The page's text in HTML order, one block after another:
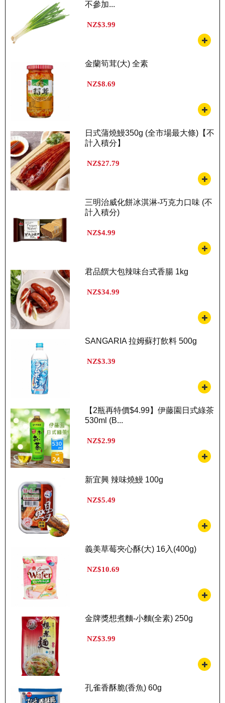
不參加...
NZ$3.99
金蘭筍茸(大) 全素
NZ$8.69
日式蒲燒鰻350g (全市場最大條)【不
計入積分】
NZ$27.79
三明治威化餅冰淇淋-巧克力口味 (不
計入積分)
NZ$4.99
君品饌大包辣味台式香腸 1kg
NZ$34.99
SANGARIA 拉姆蘇打飲料 500g
NZ$3.39
【2瓶再特價$4.99】伊藤園日式綠茶
530ml (B...
NZ$2.99
新宜興 辣味燒鰻 100g
NZ$5.49
義美草莓夾心酥(大) 16入(400g)
NZ$10.69
金牌獎想煮麵-小麵(全素) 250g
NZ$3.99
孔雀香酥脆(香魚) 60g